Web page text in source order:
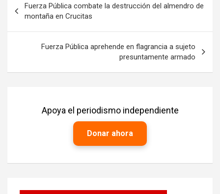
de
entradas
Fuerza Pública combate la destrucción del almendro de
montaña en Crucitas
Fuerza Pública aprehende en flagrancia a sujeto
presuntamente armado
Apoya el periodismo independiente
Donar ahora